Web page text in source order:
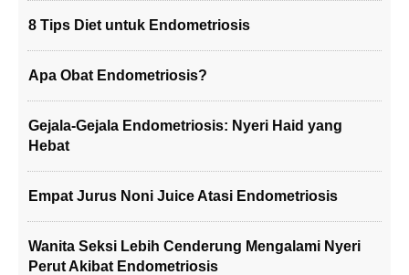
8 Tips Diet untuk Endometriosis
Apa Obat Endometriosis?
Gejala-Gejala Endometriosis: Nyeri Haid yang
Hebat
Empat Jurus Noni Juice Atasi Endometriosis
Wanita Seksi Lebih Cenderung Mengalami Nyeri
Perut Akibat Endometriosis